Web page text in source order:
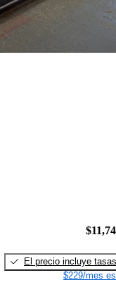
El precio incluye tasas
$229/mes